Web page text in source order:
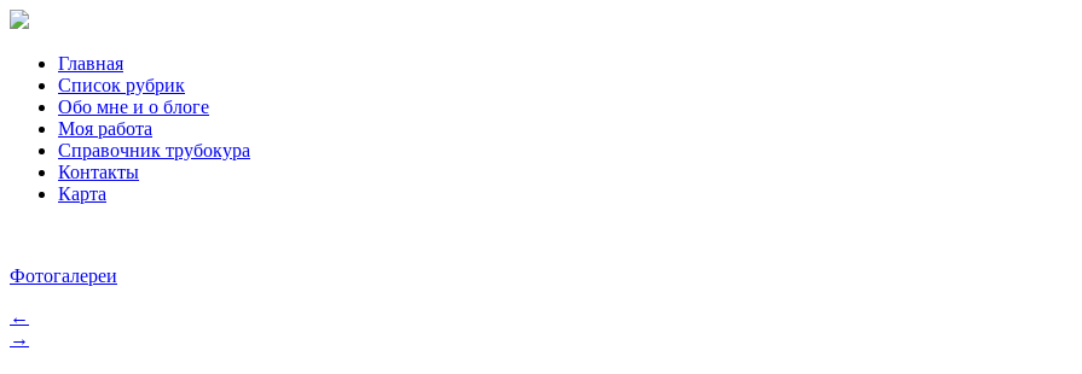
Главная
Список рубрик
Обо мне и о блоге
Моя работа
Справочник трубокура
Контакты
Карта
Фотогалереи
←
→